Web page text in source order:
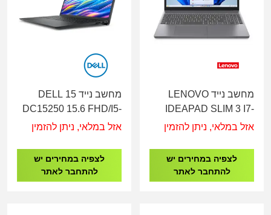
מחשב נייד LENOVO
IDEAPAD SLIM 3 I7-
13620/24G/1T/15.3"
אזל במלאי, ניתן להזמין
לצפיה במחירים יש
להתחבר לאתר
מחשב נייד DELL 15
DC15250 15.6 FHD/I5-
16GB/512SSD/INTEL
אזל במלאי, ניתן להזמין
לצפיה במחירים יש
להתחבר לאתר